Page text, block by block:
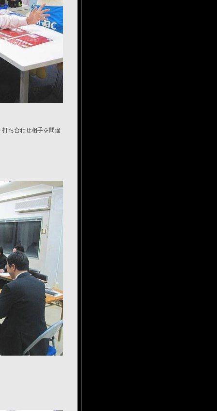
ち合わせ相手を間違